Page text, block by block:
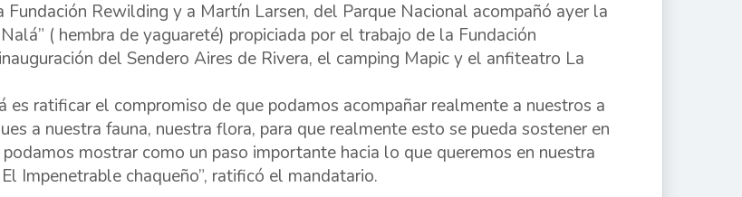
Fundación Rewilding y a Martín Larsen, del Parque Nacional acompañó ayer la
( hembra de yaguareté) propiciada por el trabajo de la Fundación
del Sendero Aires de Rivera, el camping Mapic y el anfiteatro La
es ratificar el compromiso de que podamos acompañar realmente a nuestros a
a nuestra fauna, nuestra flora, para que realmente esto se pueda sostener en
mostrar como un paso importante hacia lo que queremos en nuestra
Impenetrable chaqueño”, ratificó el mandatario.